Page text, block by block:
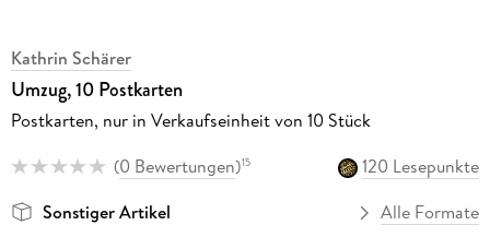
Kathrin Schärer
Umzug, 10 Postkarten
Postkarten, nur in Verkaufseinheit von 10 Stück
(0 Bewertungen)15
120 Lesepunkte
Sonstiger Artikel
Alle Formate